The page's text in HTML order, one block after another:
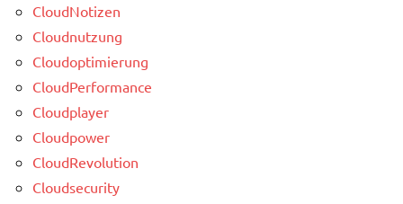
CloudNotizen
Cloudnutzung
Cloudoptimierung
CloudPerformance
Cloudplayer
Cloudpower
CloudRevolution
Cloudsecurity